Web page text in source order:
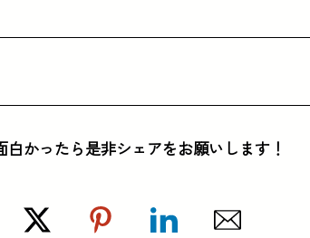
白かったら是非シェアをお願いします！